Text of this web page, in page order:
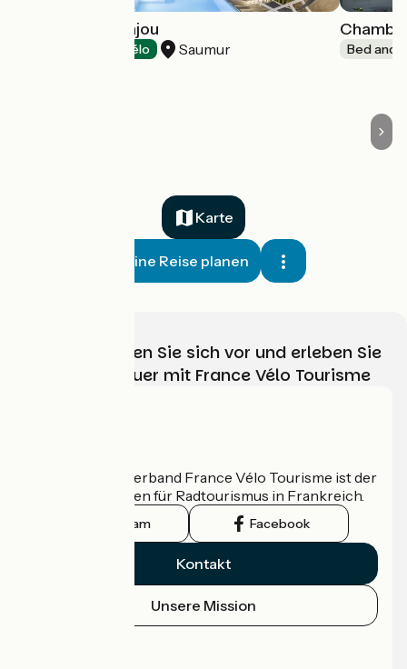
Hôtel Anne d'Anjou
Accueil Vélo Saumur Bed and
Karte
Meine Reise planen
Wählen, bereiten Sie sich vor und erleben Sie
Ihr Radabenteuer mit France Vélo Tourisme
Der nationale Verband France Vélo Tourisme ist der
offizielle Leitfaden für Radtourismus in Frankreich.
Instagram Facebook
Kontakt
Unsere Mission